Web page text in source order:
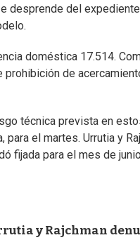
desprende del
doméstica 17.514.
de
técnica prevista en
el martes. Urrutia y
fijada para el mes de
y Rajchman